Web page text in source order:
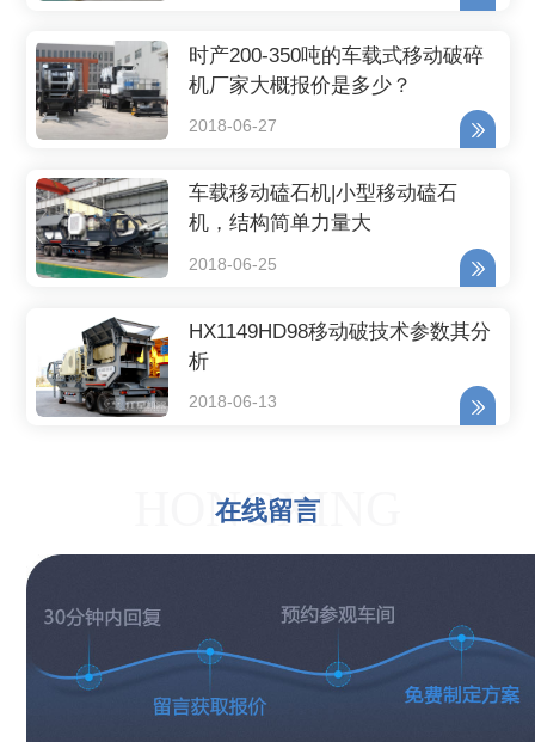
时产200-350吨的车载式移动破碎
机厂家大概报价是多少？
2018-06-27
车载移动磕石机|小型移动磕石
机，结构简单力量大
2018-06-25
HX1149HD98移动破技术参数其分
析
2018-06-13
在线留言
HONGXING